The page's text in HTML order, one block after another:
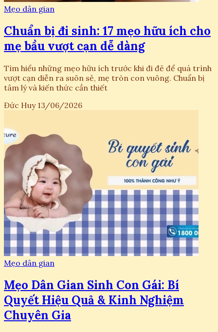
Mẹo dân gian
Chuẩn bị đi sinh: 17 mẹo hữu ích cho
mẹ bầu vượt cạn dễ dàng
Tìm hiểu những mẹo hữu ích trước khi đi đẻ để quá trình
vượt cạn diễn ra suôn sẻ, mẹ tròn con vuông. Chuẩn bị
tâm lý và kiến thức cần thiết
Đức Huy 13/06/2026
Mẹo dân gian
Mẹo Dân Gian Sinh Con Gái: Bí
Quyết Hiệu Quả & Kinh Nghiệm
Chuyên Gia